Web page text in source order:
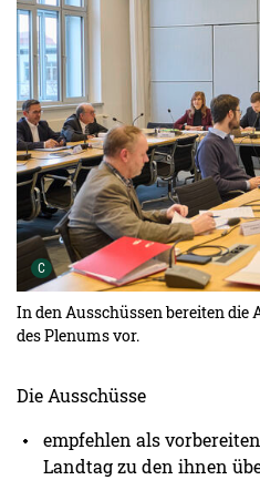
C Urheber der Grafik:
In den Ausschüssen bereiten die
des Plenums vor.
Die Ausschüsse
empfehlen als
Landtag zu den ihnen